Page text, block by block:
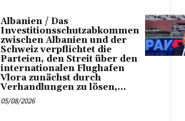
Albanien / Das
Investitionsschutzabkommen
zwischen Albanien und der
Schweiz verpflichtet die
Parteien, den Streit über den
internationalen Flughafen
Vlora zunächst durch
Verhandlungen zu lösen,...
05/08/2026